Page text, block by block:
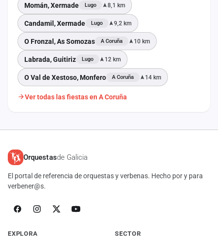
Momán, Xermade Lugo 8,1 km
Candamil, Xermade Lugo 9,2 km
O Fronzal, As Somozas A Coruña 10 km
Labrada, Guitiriz Lugo 12 km
O Val de Xestoso, Monfero A Coruña 14 km
Ver todas las fiestas en A Coruña
Orquestasde Galicia
El portal de referencia de orquestas y verbenas. Hecho por y para
verbener@s.
EXPLORA SECTOR